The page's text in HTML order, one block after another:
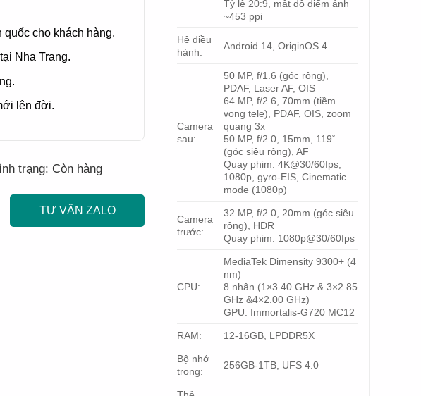
quốc cho khách hàng.
Nha Trang.
lên đời.
trạng: Còn hàng
TƯ VẤN ZALO
Tỷ lệ 20:9, mật độ điểm ảnh
~453 ppi
Hệ điều
hành:
Android 14, OriginOS 4
Camera
sau:
50 MP, f/1.6 (góc rộng),
PDAF, Laser AF, OIS
64 MP, f/2.6, 70mm (tiềm
vọng tele), PDAF, OIS, zoom
quang 3x
50 MP, f/2.0, 15mm, 119˚
(góc siêu rộng), AF
Quay phim: 4K@30/60fps,
1080p, gyro-EIS, Cinematic
mode (1080p)
Camera
trước:
32 MP, f/2.0, 20mm (góc siêu
rộng), HDR
Quay phim: 1080p@30/60fps
CPU:
MediaTek Dimensity 9300+ (4
nm)
8 nhân (1×3.40 GHz & 3×2.85
GHz &4×2.00 GHz)
GPU: Immortalis-G720 MC12
RAM: 12-16GB, LPDDR5X
Bộ nhớ
trong:
256GB-1TB, UFS 4.0